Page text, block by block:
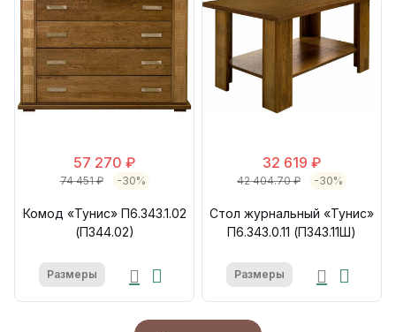
57 270 ₽
74 451 ₽ -30%
Комод «Тунис» П6.343.1.02
(П344.02)
Размеры
32 619 ₽
42 404.70 ₽ -30%
Стол журнальный «Тунис»
П6.343.0.11 (П343.11Ш)
Размеры